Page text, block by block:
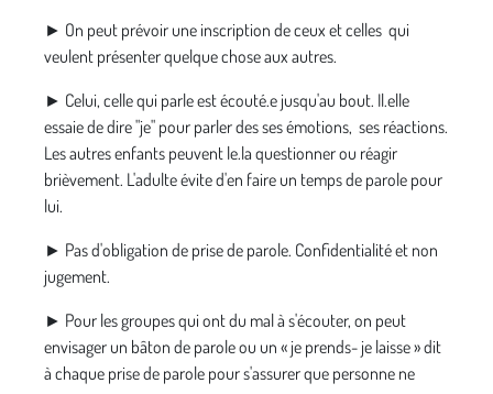
► On peut prévoir une inscription de ceux et celles qui
veulent présenter quelque chose aux autres.
► Celui, celle qui parle est écouté.e jusqu'au bout. Il.elle
essaie de dire "je" pour parler des ses émotions, ses réactions.
Les autres enfants peuvent le.la questionner ou réagir
brièvement. L'adulte évite d'en faire un temps de parole pour
lui.
► Pas d'obligation de prise de parole. Confidentialité et non
jugement.
► Pour les groupes qui ont du mal à s'écouter, on peut
envisager un bâton de parole ou un « je prends- je laisse » dit
à chaque prise de parole pour s'assurer que personne ne